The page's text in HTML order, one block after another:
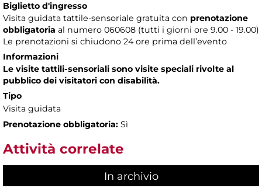
Biglietto d'ingresso
Visita guidata tattile-sensoriale gratuita con prenotazione
obbligatoria al numero 060608 (tutti i giorni ore 9.00 - 19.00)
Le prenotazioni si chiudono 24 ore prima dell’evento
Informazioni
Le visite tattili-sensoriali sono visite speciali rivolte al
pubblico dei visitatori con disabilità.
Tipo
Visita guidata
Prenotazione obbligatoria: Sì
Attività correlate
In archivio